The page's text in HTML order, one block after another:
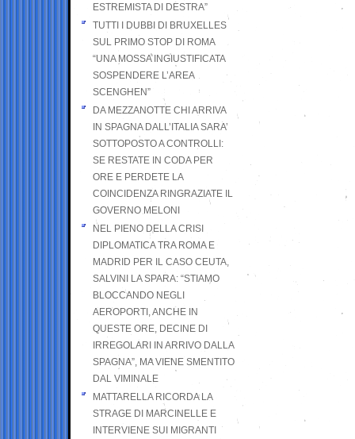
ESTREMISTA DI DESTRA”
TUTTI I DUBBI DI BRUXELLES
SUL PRIMO STOP DI ROMA
“UNA MOSSA INGIUSTIFICATA
SOSPENDERE L’AREA
SCENGHEN”
DA MEZZANOTTE CHI ARRIVA
IN SPAGNA DALL’ITALIA SARA’
SOTTOPOSTO A CONTROLLI:
SE RESTATE IN CODA PER
ORE E PERDETE LA
COINCIDENZA RINGRAZIATE IL
GOVERNO MELONI
NEL PIENO DELLA CRISI
DIPLOMATICA TRA ROMA E
MADRID PER IL CASO CEUTA,
SALVINI LA SPARA: “STIAMO
BLOCCANDO NEGLI
AEROPORTI, ANCHE IN
QUESTE ORE, DECINE DI
IRREGOLARI IN ARRIVO DALLA
SPAGNA”, MA VIENE SMENTITO
DAL VIMINALE
MATTARELLA RICORDA LA
STRAGE DI MARCINELLE E
INTERVIENE SUI MIGRANTI